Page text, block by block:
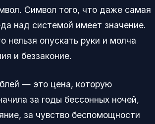
Символ того, что даже самая
над системой имеет значение.
нельзя опускать руки и молча
и беззаконие.
— это цена, которую
за годы бессонных ночей,
за чувство беспомощности